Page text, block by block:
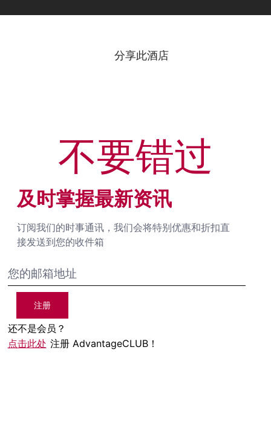
分享此酒店
及时掌握最新资讯
订阅我们的时事通讯，我们会将特别优惠和折扣直
接发送到您的收件箱
注册
还不是会员？
点击此处 注册 AdvantageCLUB！
不要错过